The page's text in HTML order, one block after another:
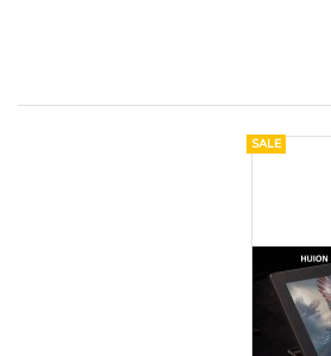
SALE